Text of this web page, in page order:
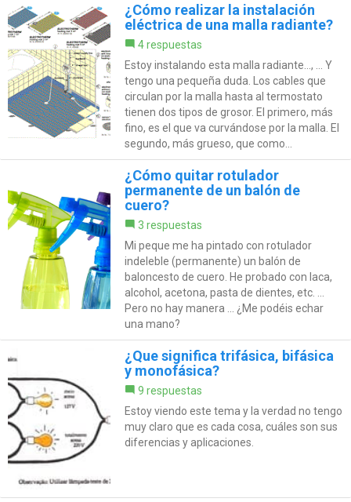
¿Cómo realizar la instalación
eléctrica de una malla radiante?
4 respuestas
Estoy instalando esta malla radiante..., ... Y
tengo una pequeña duda. Los cables que
circulan por la malla hasta al termostato
tienen dos tipos de grosor. El primero, más
fino, es el que va curvándose por la malla. El
segundo, más grueso, que como...
¿Cómo quitar rotulador
permanente de un balón de
cuero?
3 respuestas
Mi peque me ha pintado con rotulador
indeleble (permanente) un balón de
baloncesto de cuero. He probado con laca,
alcohol, acetona, pasta de dientes, etc. ...
Pero no hay manera ... ¿Me podéis echar
una mano?
¿Que significa trifásica, bifásica
y monofásica?
9 respuestas
Estoy viendo este tema y la verdad no tengo
muy claro que es cada cosa, cuáles son sus
diferencias y aplicaciones.